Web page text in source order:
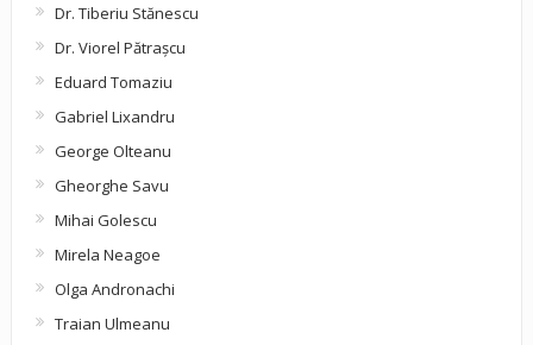
Dr. Tiberiu Stănescu
Dr. Viorel Pătraşcu
Eduard Tomaziu
Gabriel Lixandru
George Olteanu
Gheorghe Savu
Mihai Golescu
Mirela Neagoe
Olga Andronachi
Traian Ulmeanu